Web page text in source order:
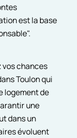
est la base
vos chances
Toulon qui
logement de
une
dans un
évoluent